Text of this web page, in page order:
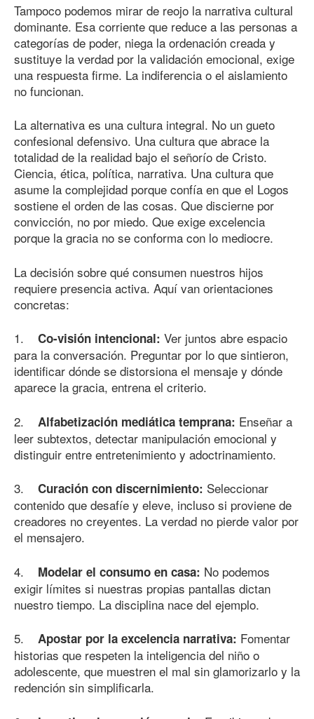
Tampoco podemos mirar de reojo la narrativa cultural
dominante. Esa corriente que reduce a las personas a
categorías de poder, niega la ordenación creada y
sustituye la verdad por la validación emocional, exige
una respuesta firme. La indiferencia o el aislamiento
no funcionan.
La alternativa es una cultura integral. No un gueto
confesional defensivo. Una cultura que abrace la
totalidad de la realidad bajo el señorío de Cristo.
Ciencia, ética, política, narrativa. Una cultura que
asume la complejidad porque confía en que el Logos
sostiene el orden de las cosas. Que discierne por
convicción, no por miedo. Que exige excelencia
porque la gracia no se conforma con lo mediocre.
La decisión sobre qué consumen nuestros hijos
requiere presencia activa. Aquí van orientaciones
concretas:
1. Co-visión intencional: Ver juntos abre espacio
para la conversación. Preguntar por lo que sintieron,
identificar dónde se distorsiona el mensaje y dónde
aparece la gracia, entrena el criterio.
2. Alfabetización mediática temprana: Enseñar a
leer subtextos, detectar manipulación emocional y
distinguir entre entretenimiento y adoctrinamiento.
3. Curación con discernimiento: Seleccionar
contenido que desafíe y eleve, incluso si proviene de
creadores no creyentes. La verdad no pierde valor por
el mensajero.
4. Modelar el consumo en casa: No podemos
exigir límites si nuestras propias pantallas dictan
nuestro tiempo. La disciplina nace del ejemplo.
5. Apostar por la excelencia narrativa: Fomentar
historias que respeten la inteligencia del niño o
adolescente, que muestren el mal sin glamorizarlo y la
redención sin simplificarla.